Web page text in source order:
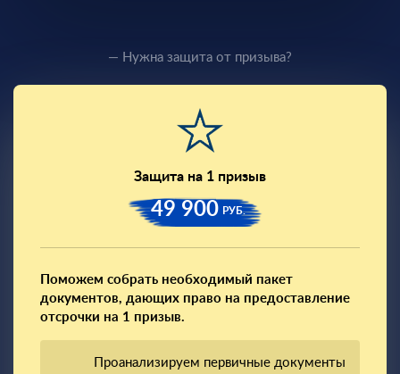
— Нужна защита от призыва?
Защита на 1 призыв
49 900 РУБ.
Поможем собрать необходимый пакет
документов, дающих право на предоставление
отсрочки на 1 призыв.
Проанализируем первичные документы